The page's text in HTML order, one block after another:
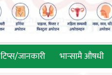
टिप्स/जानकारी भान्सामै औषधी